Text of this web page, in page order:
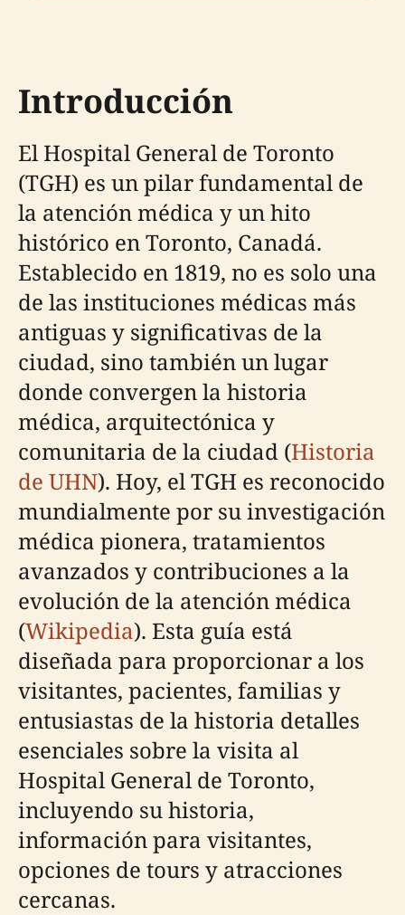
Introducción
El Hospital General de Toronto
(TGH) es un pilar fundamental de
la atención médica y un hito
histórico en Toronto, Canadá.
Establecido en 1819, no es solo una
de las instituciones médicas más
antiguas y significativas de la
ciudad, sino también un lugar
donde convergen la historia
médica, arquitectónica y
comunitaria de la ciudad (Historia
de UHN). Hoy, el TGH es reconocido
mundialmente por su investigación
médica pionera, tratamientos
avanzados y contribuciones a la
evolución de la atención médica
(Wikipedia). Esta guía está
diseñada para proporcionar a los
visitantes, pacientes, familias y
entusiastas de la historia detalles
esenciales sobre la visita al
Hospital General de Toronto,
incluyendo su historia,
información para visitantes,
opciones de tours y atracciones
cercanas.